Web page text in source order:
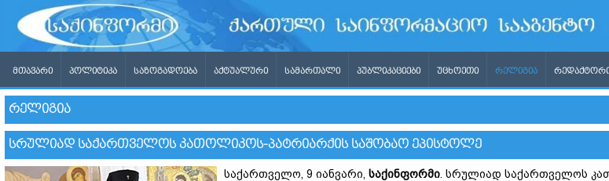
ᲛᲗᲐᲕᲐᲠᲘ ᲞᲝᲚᲘᲢᲘᲙᲐ ᲡᲐᲖᲝᲒᲐᲓᲝᲔᲑᲐ ᲐᲥᲢᲣᲐᲚᲣᲠᲘ ᲡᲐᲛᲐᲠᲗᲐᲚᲘ ᲞᲣᲑᲚᲘᲙᲐᲪᲘᲔᲑᲘ ᲣᲪᲮᲝᲔᲗᲘ ᲠᲔᲚᲘᲒᲘᲐ
ᲠᲔᲚᲘᲒᲘᲐ
ᲡᲠᲣᲚᲘᲐᲓ ᲡᲐᲥᲐᲠᲗᲕᲔᲚᲝᲡ ᲙᲐᲗᲝᲚᲘᲙᲝᲡ-ᲞᲐᲢᲠᲘᲐᲠᲥᲘᲡ ᲡᲐᲨᲝᲑᲐᲝ ᲔᲞᲘᲡᲢᲝᲚᲔ
საქართველო, 9 იანვარი, საქინფორმი. სრულიად საქართველოს